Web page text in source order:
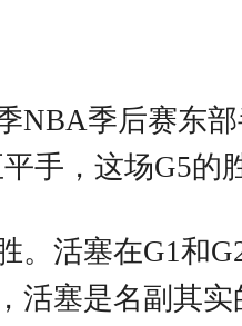
NBA季后赛东
手，这场G5的
。活塞在G1和
活塞是名副其